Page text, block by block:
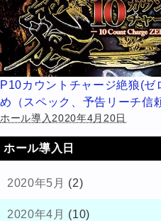
P10カウントチャージ絶狼(ゼ
め（スペック、予告リーチ信
ホール導入2020年4月20日
ホール導入日
2020年5月 (2)
2020年4月 (10)